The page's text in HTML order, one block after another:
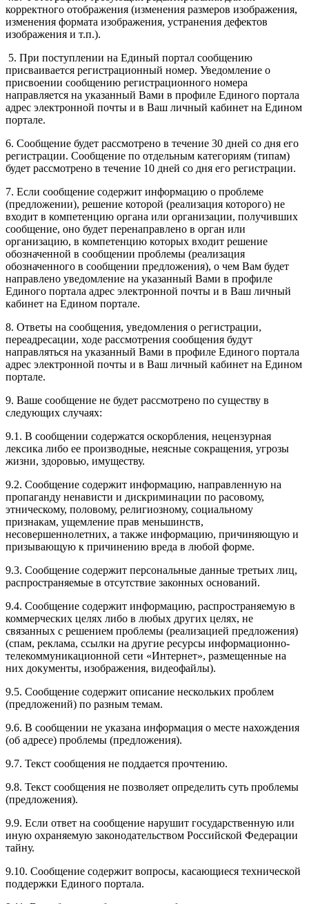
корректного отображения (изменения размеров изображения,
изменения формата изображения, устранения дефектов
изображения и т.п.).
5. При поступлении на Единый портал сообщению
присваивается регистрационный номер. Уведомление о
присвоении сообщению регистрационного номера
направляется на указанный Вами в профиле Единого портала
адрес электронной почты и в Ваш личный кабинет на Едином
портале.
6. Сообщение будет рассмотрено в течение 30 дней со дня его
регистрации. Сообщение по отдельным категориям (типам)
будет рассмотрено в течение 10 дней со дня его регистрации.
7. Если сообщение содержит информацию о проблеме
(предложении), решение которой (реализация которого) не
входит в компетенцию органа или организации, получивших
сообщение, оно будет перенаправлено в орган или
организацию, в компетенцию которых входит решение
обозначенной в сообщении проблемы (реализация
обозначенного в сообщении предложения), о чем Вам будет
направлено уведомление на указанный Вами в профиле
Единого портала адрес электронной почты и в Ваш личный
кабинет на Едином портале.
8. Ответы на сообщения, уведомления о регистрации,
переадресации, ходе рассмотрения сообщения будут
направляться на указанный Вами в профиле Единого портала
адрес электронной почты и в Ваш личный кабинет на Едином
портале.
9. Ваше сообщение не будет рассмотрено по существу в
следующих случаях:
9.1. В сообщении содержатся оскорбления, нецензурная
лексика либо ее производные, неясные сокращения, угрозы
жизни, здоровью, имуществу.
9.2. Сообщение содержит информацию, направленную на
пропаганду ненависти и дискриминации по расовому,
этническому, половому, религиозному, социальному
признакам, ущемление прав меньшинств,
несовершеннолетних, а также информацию, причиняющую и
призывающую к причинению вреда в любой форме.
9.3. Сообщение содержит персональные данные третьих лиц,
распространяемые в отсутствие законных оснований.
9.4. Сообщение содержит информацию, распространяемую в
коммерческих целях либо в любых других целях, не
связанных с решением проблемы (реализацией предложения)
(спам, реклама, ссылки на другие ресурсы информационно-
телекоммуникационной сети «Интернет», размещенные на
них документы, изображения, видеофайлы).
9.5. Сообщение содержит описание нескольких проблем
(предложений) по разным темам.
9.6. В сообщении не указана информация о месте нахождения
(об адресе) проблемы (предложения).
9.7. Текст сообщения не поддается прочтению.
9.8. Текст сообщения не позволяет определить суть проблемы
(предложения).
9.9. Если ответ на сообщение нарушит государственную или
иную охраняемую законодательством Российской Федерации
тайну.
9.10. Сообщение содержит вопросы, касающиеся технической
поддержки Единого портала.